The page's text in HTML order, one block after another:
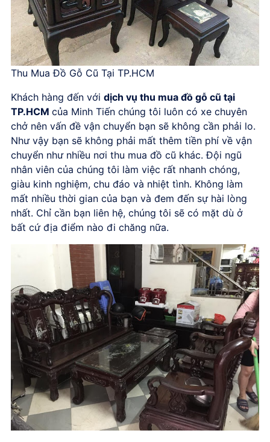
Thu Mua Đồ Gỗ Cũ Tại TP.HCM
Khách hàng đến với dịch vụ thu mua đồ gỗ cũ tại
TP.HCM của Minh Tiến chúng tôi luôn có xe chuyên
chở nên vấn đề vận chuyển bạn sẽ không cần phải lo.
Như vậy bạn sẽ không phải mất thêm tiền phí về vận
chuyển như nhiều nơi thu mua đồ cũ khác. Đội ngũ
nhân viên của chúng tôi làm việc rất nhanh chóng,
giàu kinh nghiệm, chu đáo và nhiệt tình. Không làm
mất nhiều thời gian của bạn và đem đến sự hài lòng
nhất. Chỉ cần bạn liên hệ, chúng tôi sẽ có mặt dù ở
bất cứ địa điểm nào đi chăng nữa.